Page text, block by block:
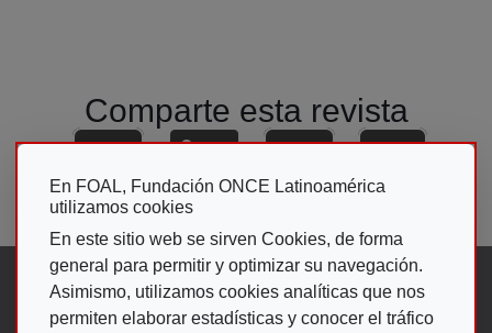
En FOAL, Fundación ONCE Latinoamérica
utilizamos cookies
En este sitio web se sirven Cookies, de forma
general para permitir y optimizar su navegación.
Asimismo, utilizamos cookies analíticas que nos
permiten elaborar estadísticas y conocer el tráfico
Comparte esta revista
Síguenos en: